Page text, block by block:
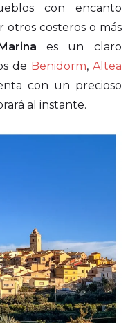
con encanto
otros costeros o más
es un claro
de Benidorm, Altea
con un precioso
al instante.